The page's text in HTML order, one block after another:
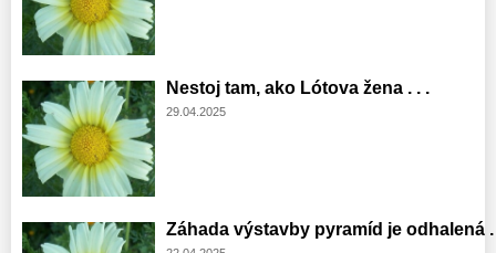
Nestoj tam, ako Lótova žena . . .
29.04.2025
Záhada výstavby pyramíd je odhalená .